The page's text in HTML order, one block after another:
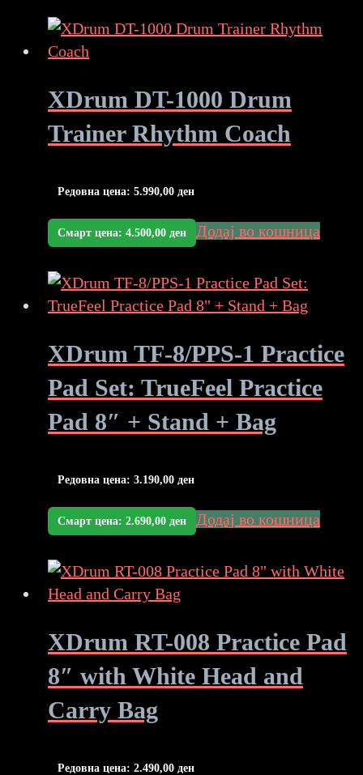
to
XDrum DT-1000 Drum
Trainer Rhythm Coach
Редовна цена: 5.990,00 ден
Смарт цена: 4.500,00 ден Додај во кошница
XDrum TF-8/PPS-1 Practice
Pad Set: TrueFeel Practice
Pad 8″ + Stand + Bag
Редовна цена: 3.190,00 ден
Смарт цена: 2.690,00 ден Додај во кошница
XDrum RT-008 Practice Pad
8″ with White Head and
Carry Bag
Редовна цена: 2.490,00 ден